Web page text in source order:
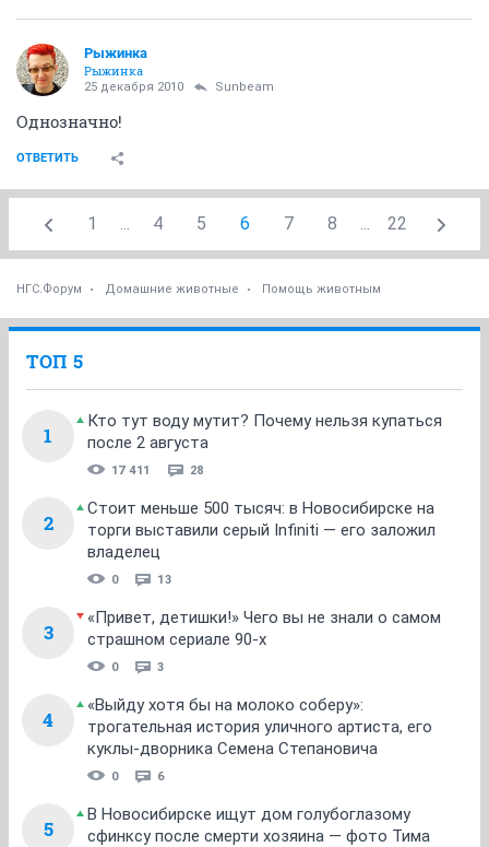
Рыжинка
Рыжинка
25 декабря 2010 Sunbeam
Однозначно!
ОТВЕТИТЬ
1 ... 4 5 6 7 8 ... 22
НГС.Форум Домашние животные Помощь животным
ТОП 5
1
Кто тут воду мутит? Почему нельзя купаться
после 2 августа
17 411 28
2
Стоит меньше 500 тысяч: в Новосибирске на
торги выставили серый Infiniti — его заложил
владелец
0 13
3
«Привет, детишки!» Чего вы не знали о самом
страшном сериале 90-х
0 3
4
«Выйду хотя бы на молоко соберу»:
трогательная история уличного артиста, его
куклы-дворника Семена Степановича
0 6
5
В Новосибирске ищут дом голубоглазому
сфинксу после смерти хозяина — фото Тима